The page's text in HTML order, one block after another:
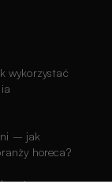
wykorzystać
– jak
horeca?